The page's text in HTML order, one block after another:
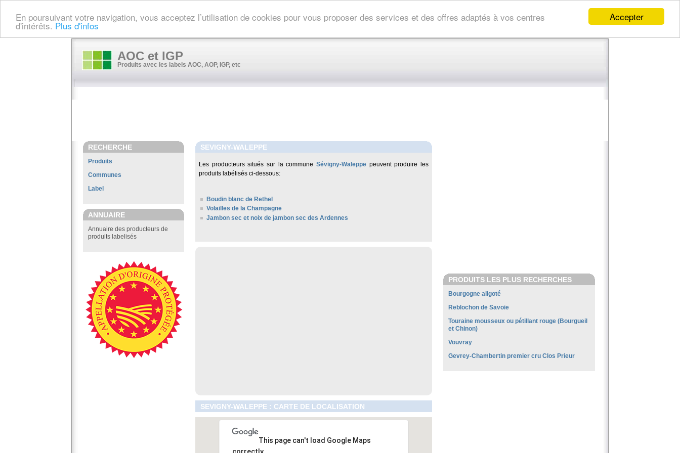
Accepter
En poursuivant votre navigation, vous acceptez l’utilisation de cookies pour vous proposer des services et des offres adaptés à vos centres
d'intérêts. Plus d'infos
AOC et IGP
Produits avec les labels AOC, AOP, IGP, etc
RECHERCHE
Produits
Communes
Label
ANNUAIRE
Annuaire des producteurs de
produits labelisés
SEVIGNY-WALEPPE
Les producteurs situés sur la commune Sévigny-Waleppe peuvent produire les
produits labélisés ci-dessous:
Boudin blanc de Rethel
Volailles de la Champagne
Jambon sec et noix de jambon sec des Ardennes
SEVIGNY-WALEPPE : CARTE DE LOCALISATION
This page can't load Google Maps
correctly.
PRODUITS LES PLUS RECHERCHES
Bourgogne aligoté
Reblochon de Savoie
Touraine mousseux ou pétillant rouge (Bourgueil
et Chinon)
Vouvray
Gevrey-Chambertin premier cru Clos Prieur